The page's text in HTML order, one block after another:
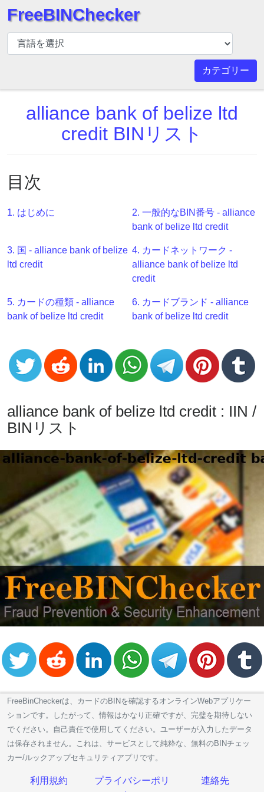
BIN
チ
索
BIN
番
号
BIN
Generator
Checker
v2
CC
Generator
from
Credit
Validator
Card
Generator
Random
Credit
Card
Generator
Generate
Credit
Card
from
BIN
Credit
Card
Service
What
is
My
FreeBINChecker
カテゴリー
alliance bank of belize ltd
credit BINリスト
目次
1. はじめに
2. 一般的なBIN番号 - alliance
bank of belize ltd credit
3. 国 - alliance bank of belize
ltd credit
4. カードネットワーク -
alliance bank of belize ltd
credit
5. カードの種類 - alliance
bank of belize ltd credit
6. カードブランド - alliance
bank of belize ltd credit
alliance bank of belize ltd credit : IIN /
BINリスト
FreeBinCheckerは、カードのBINを確認するオンラインWebアプリケー
ションです。したがって、情報はかなり正確ですが、完璧を期待しない
でください。自己責任で使用してください。ユーザーが入力したデータ
は保存されません。これは、サービスとして純粋な、無料のBINチェッ
カー/ルックアップセキュリティアプリです。
利用規約
プライバシーポリ
連絡先